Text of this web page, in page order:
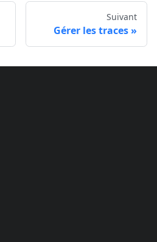
Suivant
Gérer les traces